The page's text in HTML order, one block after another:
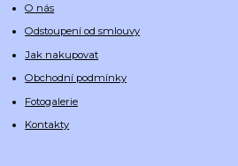
O nás
Odstoupení od smlouvy
Jak nakupovat
Obchodní podmínky
Fotogalerie
Kontakty